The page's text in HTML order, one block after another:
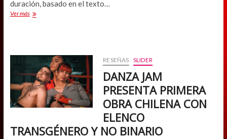
duración, basado en el texto…
Ver másItalo
Teillier
clave
de
danza
RESEÑAS SLIDER
DANZA JAM
PRESENTA PRIMERA
OBRA CHILENA CON
ELENCO
TRANSGÉNERO Y NO BINARIO